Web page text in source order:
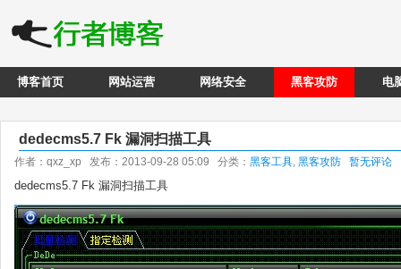
博客首页 网站运营 网络安全 黑客攻防 电
dedecms5.7 Fk 漏洞扫描工具
作者：qxz_xp 发布：2013-09-28 05:09 分类： 黑客工具, 黑客攻防 暂无评论
dedecms5.7 Fk 漏洞扫描工具